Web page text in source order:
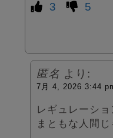
3 5
匿名 より:
7月 4, 2026 3:44
レギュレーシ
まともな人間